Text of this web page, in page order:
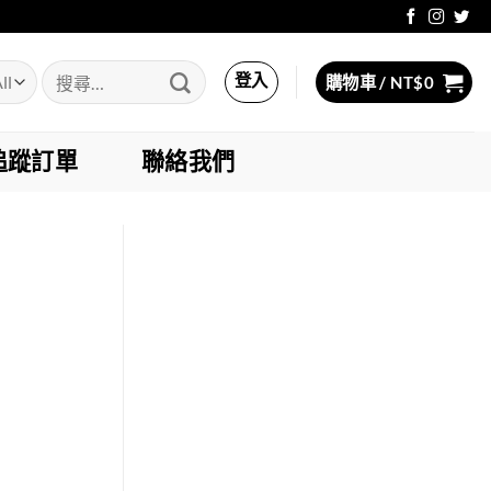
搜
尋
鍵
字:
登入 購物車 / NT$0
蹤訂單 聯絡我們